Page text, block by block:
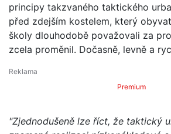
principy takzvaného taktického
před zdejším kostelem, který
školy dlouhodobě považovali za
zcela proměnil. Dočasně, levně a
Premium
"Zjednodušeně lze říct, že taktický